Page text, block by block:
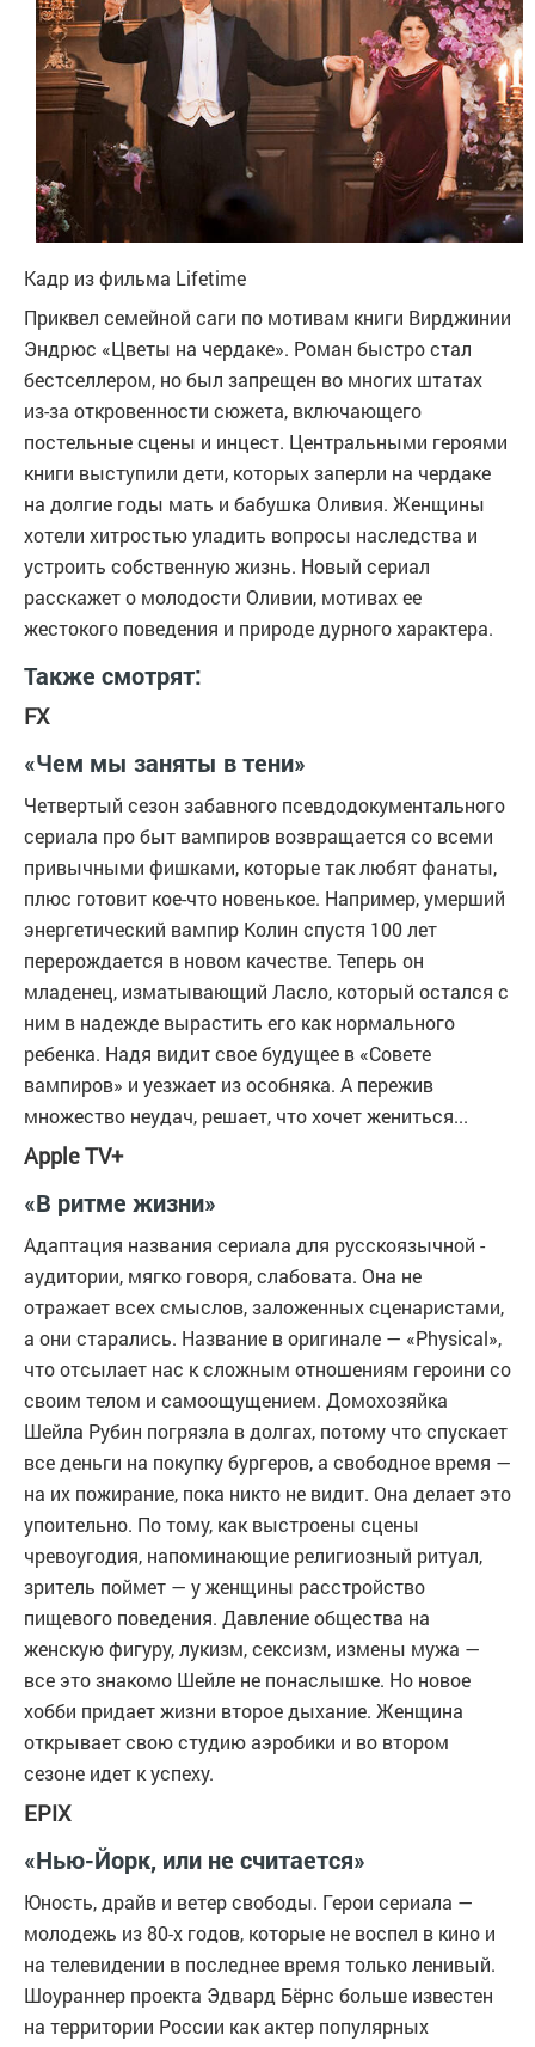
Кадр из фильма Lifetime
Приквел семейной саги по мотивам книги Вирджинии
Эндрюс «Цветы на чердаке». Роман быстро стал
бест­селлером, но был запрещен во многих штатах
из-за откровенности сюжета, включающего
постельные сцены и инцест. Центральными героями
книги выступили дети, которых заперли на чердаке
на долгие годы мать и бабушка Оливия. Женщины
хотели хит­ростью уладить вопросы наследства и
устроить собственную жизнь. Новый сериал
расскажет о молодости Оливии, мотивах ее
жестокого поведения и природе дурного характера.
Также смотрят:
FX
«Чем мы заняты в тени»
Четвертый сезон забавного псевдодокументального
сериала про быт вампиров возвращается со всеми
привычными фишками, которые так любят фанаты,
плюс готовит кое-что новенькое. Например, умерший
энергетический вампир Колин спустя 100 лет
перерождается в новом качестве. Теперь он
младенец, изматывающий Ласло, который остался с
ним в надежде вырастить его как нормального
ребенка. Надя видит свое будущее в «Совете
вампиров» и уезжает из особняка. А пережив
множество неудач, решает, что хочет жениться...
Apple TV+
«В ритме жизни»
Адаптация названия сериала для русскоязычной ­
аудитории, мягко говоря, слабовата. Она не
отражает всех смыслов, заложенных сценаристами,
а они старались. Название в оригинале — «Physical»,
что отсылает нас к сложным отношениям героини со
своим телом и самоощущением. Домохозяйка
Шейла Рубин погрязла в долгах, потому что спускает
все деньги на покупку бургеров, а свободное время —
на их пожирание, пока никто не видит. Она делает это
упоительно. По тому, как выстроены сцены
чревоугодия, напоминающие религиозный ритуал,
зритель поймет — у женщины расстройство
пищевого поведения. Давление общества на
женскую фигуру, лукизм, сексизм, измены мужа —
все это знакомо Шейле не понаслышке. Но новое
хобби придает жизни второе дыхание. Женщина
открывает свою студию аэробики и во втором
сезоне идет к успеху.
EPIX
«Нью-Йорк, или не считается»
Юность, драйв и ветер свободы. Герои сериала —
молодежь из 80-х годов, которые не воспел в кино и
на телевидении в последнее время только ленивый.
Шоураннер проекта Эдвард Бёрнс больше известен
на территории России как актер популярных